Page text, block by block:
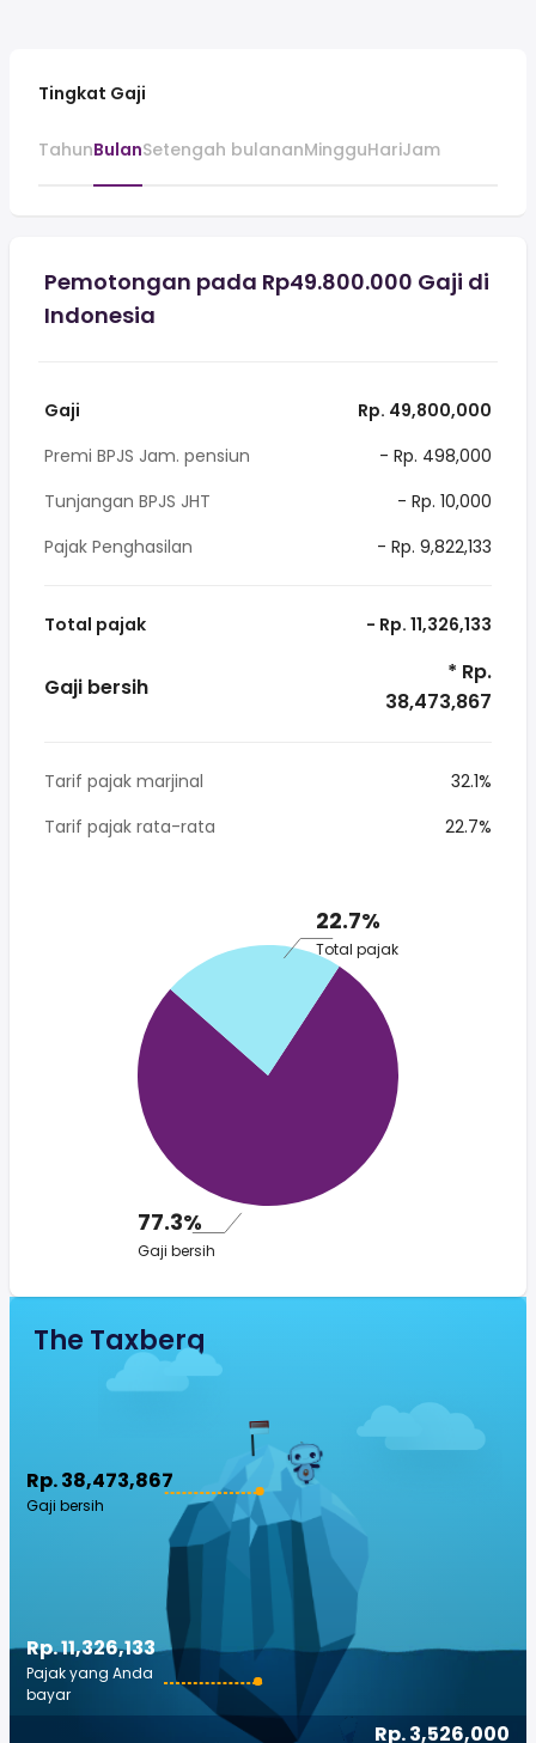
Tingkat Gaji
TahunBulanSetengah bulananMingguHariJam
Pemotongan pada Rp49.800.000 Gaji di
Indonesia
Gaji
Rp. 49,800,000
Premi BPJS Jam. pensiun
- Rp. 498,000
Tunjangan BPJS JHT
- Rp. 10,000
Pajak Penghasilan
- Rp. 9,822,133
Total pajak - Rp. 11,326,133
Gaji bersih
* Rp.
38,473,867
Tarif pajak marjinal
32.1%
Tarif pajak rata-rata
22.7%
22.7%
Total pajak
77.3%
Gaji bersih
The Taxberg
Rp. 38,473,867
Gaji bersih
Rp. 3,526,000
Rp. 11,326,133
Pajak yang Anda
bayar